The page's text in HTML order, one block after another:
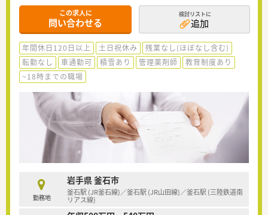
この求人に
問い合わせる
検討リストに
追加
年間休日120日以上 土日祝休み
残業なし(ほぼなし含む)
転勤なし
車通勤可 積雪あり 管理薬剤師
教育制度あり
~18時までの職場
勤務地
岩手県 釜石市
釜石駅 (JR釜石線)／釜石駅 (JR山田線)／釜石駅 (三陸鉄道南
リアス線)